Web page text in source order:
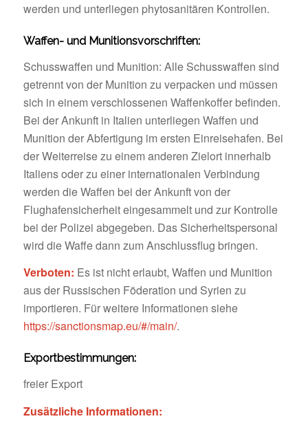
werden und unterliegen phytosanitären Kontrollen.
Waffen- und Munitionsvorschriften:
Schusswaffen und Munition: Alle Schusswaffen sind
getrennt von der Munition zu verpacken und müssen
sich in einem verschlossenen Waffenkoffer befinden.
Bei der Ankunft in Italien unterliegen Waffen und
Munition der Abfertigung im ersten Einreisehafen. Bei
der Weiterreise zu einem anderen Zielort innerhalb
Italiens oder zu einer internationalen Verbindung
werden die Waffen bei der Ankunft von der
Flughafensicherheit eingesammelt und zur Kontrolle
bei der Polizei abgegeben. Das Sicherheitspersonal
wird die Waffe dann zum Anschlussflug bringen.
Verboten: Es ist nicht erlaubt, Waffen und Munition
aus der Russischen Föderation und Syrien zu
importieren. Für weitere Informationen siehe
https://sanctionsmap.eu/#/main/.
Exportbestimmungen:
freier Export
Zusätzliche Informationen: